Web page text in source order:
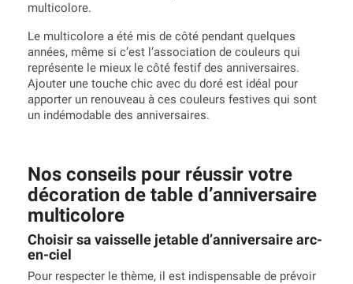
multicolore.
Le multicolore a été mis de côté pendant quelques
années, même si c’est l’association de couleurs qui
représente le mieux le côté festif des anniversaires.
Ajouter une touche chic avec du doré est idéal pour
apporter un renouveau à ces couleurs festives qui sont
un indémodable des anniversaires.
Nos conseils pour réussir votre
décoration de table d’anniversaire
multicolore
Choisir sa vaisselle jetable d’anniversaire arc-
en-ciel
Pour respecter le thème, il est indispensable de prévoir